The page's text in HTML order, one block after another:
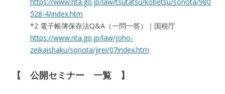
528-4/index.htm
*2 電子帳簿保存法Q&A（一問一答）｜国税庁
https://www.nta.go.jp/law/joho-
zeikaishaku/sonota/jirei/07index.htm
【 公開セミナー 一覧 】